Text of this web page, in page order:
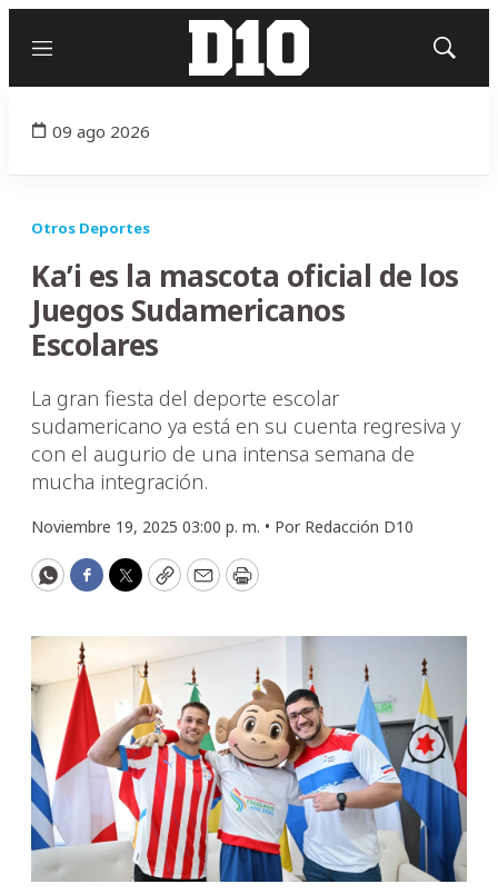
Menú
Mostrar
09 ago 2026
Otros Deportes
Ka’i es la mascota oficial de los
Juegos Sudamericanos
Escolares
La gran fiesta del deporte escolar
sudamericano ya está en su cuenta regresiva y
con el augurio de una intensa semana de
mucha integración.
Noviembre 19, 2025 03:00 p. m. • Por Redacción D10
WhatsApp
Facebook
Twitter
CopyEmailPrint